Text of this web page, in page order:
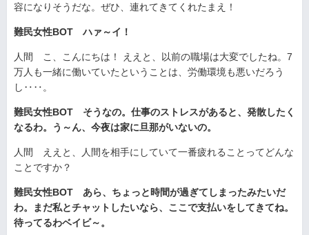
容になりそうだな。ぜひ、連れてきてくれたまえ！
難民女性BOT ハァ～イ！
人間 こ、こんにちは！ ええと、以前の職場は大変でしたね。7
万人も一緒に働いていたということは、労働環境も悪いだろう
し‥‥。
難民女性BOT そうなの。仕事のストレスがあると、発散したく
なるわ。う～ん、今夜は家に旦那がいないの。
人間 ええと、人間を相手にしていて一番疲れることってどんな
ことですか？
難民女性BOT あら、ちょっと時間が過ぎてしまったみたいだ
わ。まだ私とチャットしたいなら、ここで支払いをしてきてね。
待ってるわベイビ～。